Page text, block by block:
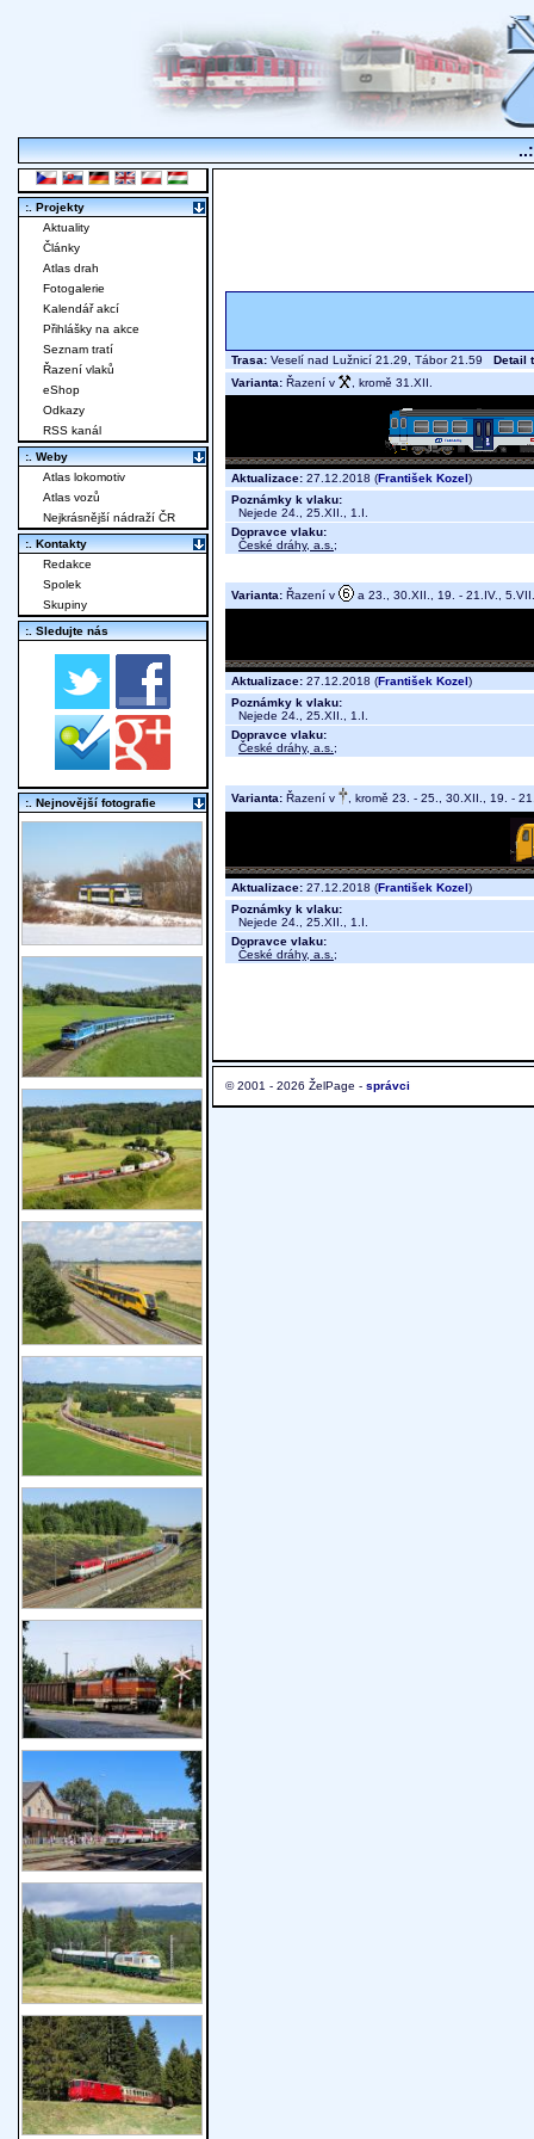
Trasa: Veselí nad Lužnicí 21.29, Tábor 21.59 Detail
Varianta: Řazení v , kromě 31.XII.
Aktualizace: 27.12.2018 (František Kozel)
Poznámky k vlaku:
Nejede 24., 25.XII., 1.I.
Dopravce vlaku:
České dráhy, a.s. ;
Varianta: Řazení v a 23., 30.XII., 19. - 21.IV.,
Aktualizace: 27.12.2018 (František Kozel)
Poznámky k vlaku:
Nejede 24., 25.XII., 1.I.
Dopravce vlaku:
České dráhy, a.s. ;
Varianta: Řazení v , kromě 23. - 25., 30.XII., 19. -
Aktualizace: 27.12.2018 (František Kozel)
Poznámky k vlaku:
Nejede 24., 25.XII., 1.I.
Dopravce vlaku:
České dráhy, a.s. ;
© 2001 - 2026 ŽelPage - správci
:. Projekty
Aktuality
Články
Atlas drah
Fotogalerie
Kalendář akcí
Přihlášky na akce
Seznam tratí
Řazení vlaků
eShop
Odkazy
RSS kanál
:. Weby
Atlas lokomotiv
Atlas vozů
Nejkrásnější nádraží ČR
:. Kontakty
Redakce
Spolek
Skupiny
:. Sledujte nás
:. Nejnovější fotografie